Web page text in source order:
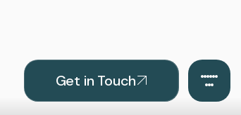
Get in Touch